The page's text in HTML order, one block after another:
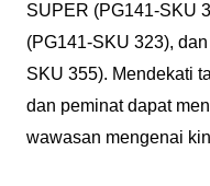
SUPER (PG141-SKU
(PG141-SKU 323),
SKU 355). Mendekati
dan peminat dapat
wawasan mengenai